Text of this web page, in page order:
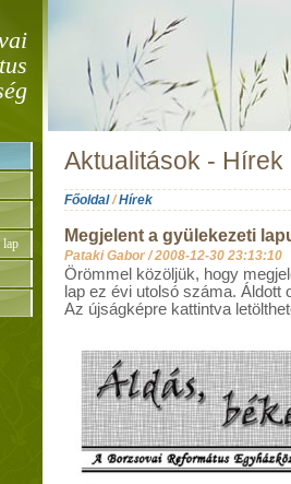
lap
Aktualitások - Hírek
Főoldal/Hírek
Megjelent a gyülekezeti
Pataki Gabor /2008-12-30 23:13:10
Örömmel közöljük, hogy
lap ez évi utolsó száma. Áldott
Az újságképre kattintva